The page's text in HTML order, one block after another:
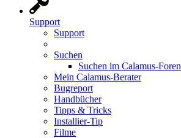
Support
Support
Suchen
Suchen im Calamus-Foren
Mein Calamus-Berater
Bugreport
Handbücher
Tipps & Tricks
Installier-Tip
Filme